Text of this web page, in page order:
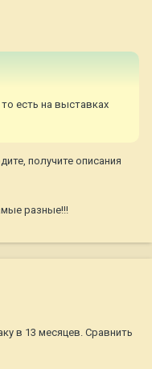
то есть на выставках
получите описания
разные!!!
в 13 месяцев. Сравнить